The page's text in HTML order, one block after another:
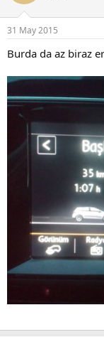
31 May 2015
Burda da az biraz